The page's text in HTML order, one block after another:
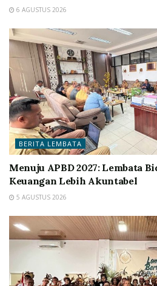
6 AGUSTUS 2026
BERITA LEMBATA
Menuju APBD 2027: Lembata
Keuangan Lebih Akuntabel
5 AGUSTUS 2026